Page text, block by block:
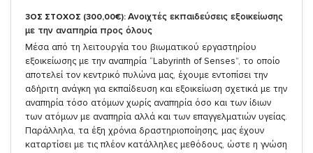
3ΟΣ ΣΤΟΧΟΣ (300,00€): Ανοιχτές εκπαιδεύσεις εξοικείωσης
με την αναπηρία προς όλους
Μέσα από τη λειτουργία του βιωματικού εργαστηρίου
εξοικείωσης με την αναπηρία “Labyrinth of Senses”, το οποίο
αποτελεί τον κεντρικό πυλώνα μας, έχουμε εντοπίσει την
αδήριτη ανάγκη για εκπαίδευση και εξοικείωση σχετικά με την
αναπηρία τόσο ατόμων χωρίς αναπηρία όσο και των ίδιων
των ατόμων με αναπηρία αλλά και των επαγγελματιών υγείας.
Παράλληλα, τα έξη χρόνια δραστηριοποίησης, μας έχουν
καταρτίσει με τις πλέον κατάλληλες μεθόδους, ώστε η γνώση